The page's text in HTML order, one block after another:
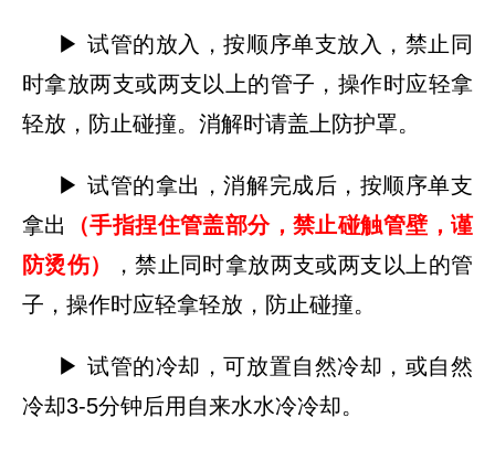
▶ 试管的放入，按顺序单支放入，禁止同
时拿放两支或两支以上的管子，操作时应轻拿
轻放，防止碰撞。消解时请盖上防护罩。
▶ 试管的拿出，消解完成后，按顺序单支
拿出
（手指捏住管盖部分，禁止碰触管壁，谨
防烫伤）
，禁止同时拿放两支或两支以上的管
子，操作时应轻拿轻放，防止碰撞。
▶ 试管的冷却，可放置自然冷却，或自然
冷却3-5分钟后用自来水水冷冷却。